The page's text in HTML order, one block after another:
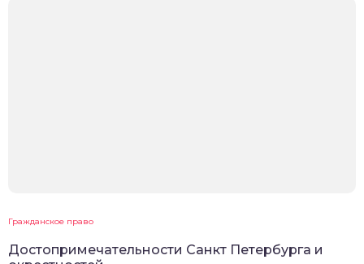
Гражданское право
Достопримечательности Санкт Петербурга и